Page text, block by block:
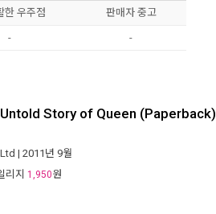
한 우주점 판매자 중고
- -
Story of Queen (Paperback)
| 2011년 9월
리지 1,950원